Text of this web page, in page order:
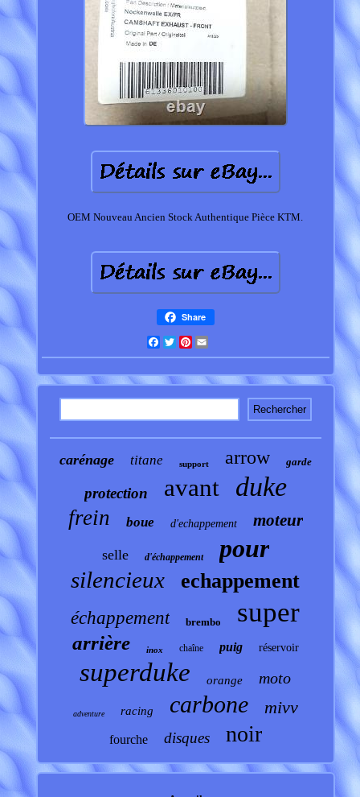
OEM Nouveau Ancien Stock Authentique Pièce KTM.
Share
Facebook
TwitterPinterest
carénage titane support arrow garde
protection avant duke
frein boue d'echappement moteur
selle d'échappement pour
silencieux echappement
échappement brembo super
arrière inox chaîne puig réservoir
superduke orange moto
adventure racing carbone mivv
fourche disques noir